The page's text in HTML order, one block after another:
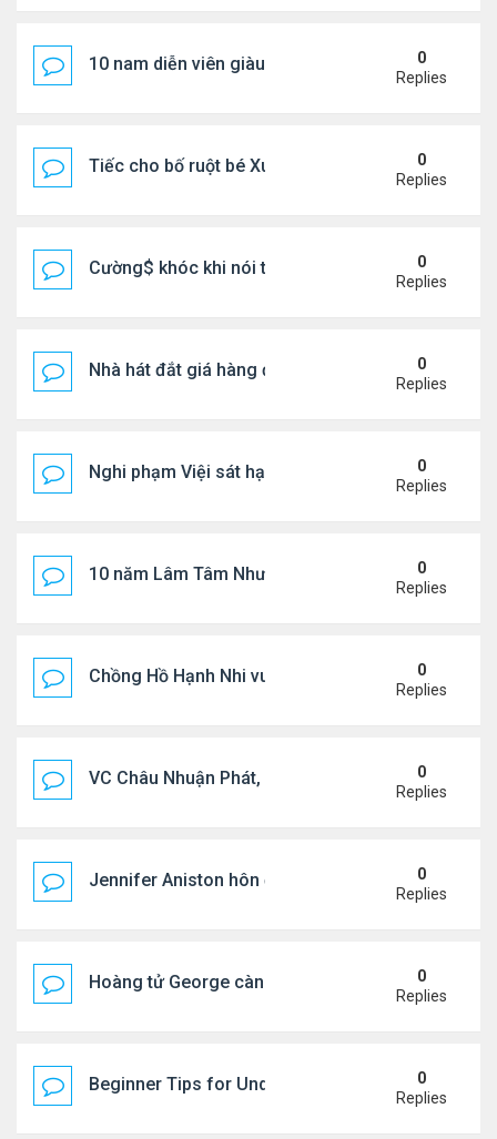
10 nam diễn viên giàu nhất Trung Quốc 2026
0
Replies
Tiếc cho bố ruột bé Xuân Mai ở Mỹ
0
Replies
Cường$ khóc khi nói thật về hôn nhân
0
Replies
Nhà hát đắt giá hàng đầu tg ở VN
0
Replies
Nghi phạm Việi sát hại cụ bà 91 tuổi, phi tang xác
0
Replies
10 năm Lâm Tâm Như - Hoắc Kiến Hoa
0
Replies
Chồng Hồ Hạnh Nhi vui vẻ ôm người cũ của vợ
0
Replies
VC Châu Nhuận Phát, Lưu Gia Linh viếng vợ cũ ..
0
Replies
Jennifer Aniston hôn đắm đuối bạn trai trên du
0
Replies
Hoàng tử George càng lớn càng điển trai0
Replies
Beginner Tips for Understanding Diablo 4 Items
0
Replies